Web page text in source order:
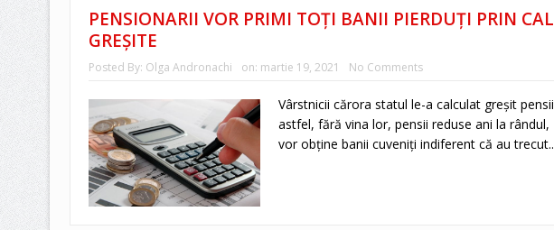
PENSIONARII VOR PRIMI TOȚI BANII PIERDUȚI PRIN
GREȘITE
Posted By: Olga Andronachi on: martie 19, 2021 No Comments
Vârstnicii cărora statul le-a calculat greșit
astfel, fără vina lor, pensii reduse ani la rândul,
vor obţine banii cuveniți indiferent că au